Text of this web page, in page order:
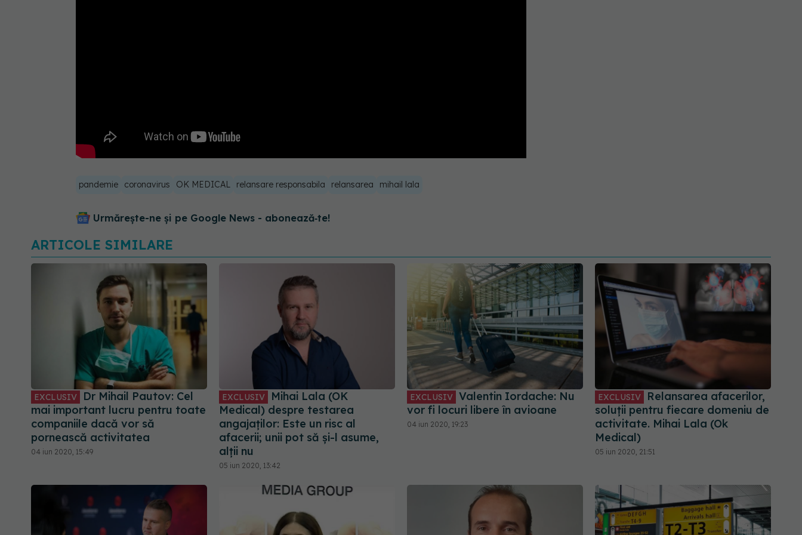
pandemie coronavirus OK MEDICAL relansare responsabila relansarea mihail lala
Urmărește-ne și pe Google News - abonează‑te!
ARTICOLE SIMILARE
EXCLUSIV
Dr Mihail Pautov: Cel
mai important lucru pentru toate
companiile dacă vor să
pornească activitatea
04 iun 2020, 15:49
EXCLUSIV
Mihai Lala (OK
Medical) despre testarea
angajaților: Este un risc al
afacerii; unii pot să și-l asume,
alții nu
05 iun 2020, 13:42
EXCLUSIV Valentin Iordache: Nu
vor fi locuri libere în avioane
04 iun 2020, 19:23
EXCLUSIV
Relansarea afacerilor,
soluții pentru fiecare domeniu de
activitate. Mihai Lala (Ok
Medical)
05 iun 2020, 21:51